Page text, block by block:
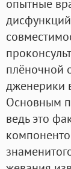
плёночной
дженерики
Основным
ведь это